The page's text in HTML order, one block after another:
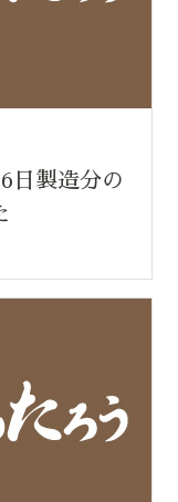
日製造分の